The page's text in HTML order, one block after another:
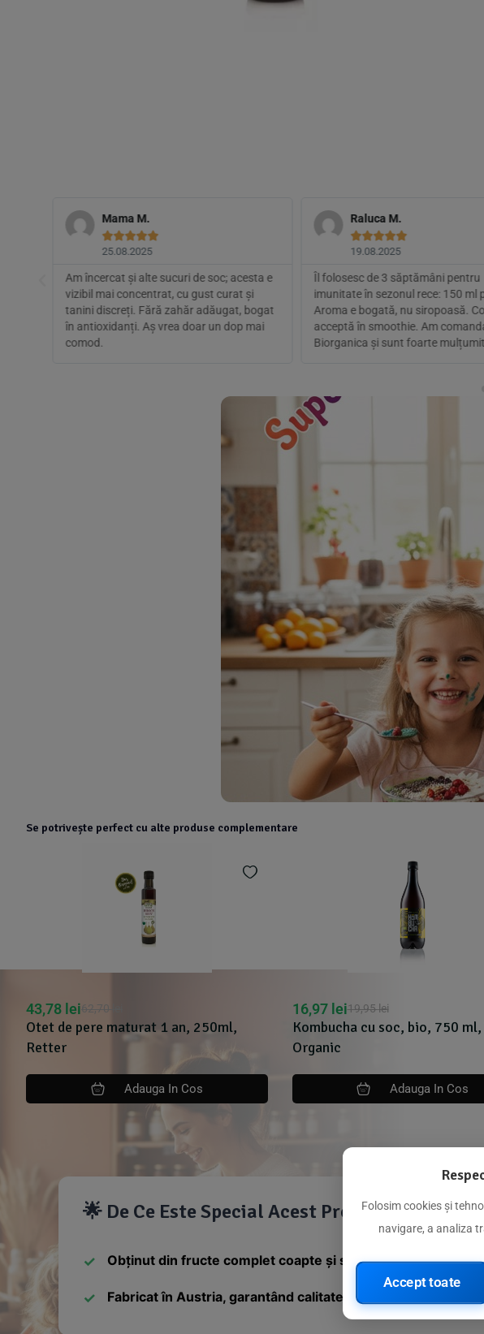
Mama M.

25.08.2025
Am încercat și alte sucuri de soc; acesta e
vizibil mai concentrat, cu gust curat și
tanini discreți. Fără zahăr adăugat, bogat
în antioxidanți. Aș vrea doar un dop mai
comod.
Raluca M.

19.08.2025
Îl folosesc de 3 săptămâni pentru
imunitate în sezonul rece: 150 ml
Aroma e bogată, nu siropoasă.
acceptă în smoothie. Am
Biorganica și sunt foarte
Se potrivește perfect cu alte produse complementare
Otet de pere maturat 1 an, 250ml,
Retter
62,70
43,78 lei
Adauga In Cos
Kombucha cu soc, bio, 750
Organic
19,95lei
16,97 lei
Adauga In Cos
🌟 De Ce Este Special Acest Produs
Obținut din fructe complet coapte și selectate cu grijă
Fabricat în Austria, garantând calitatea superioară
Folosim cookies și
navigare, a analiza
Accept toate